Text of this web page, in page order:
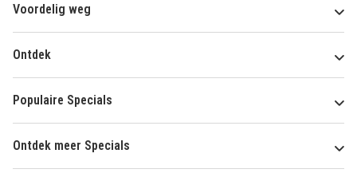
Voordelig weg
Ontdek
Populaire Specials
Ontdek meer Specials